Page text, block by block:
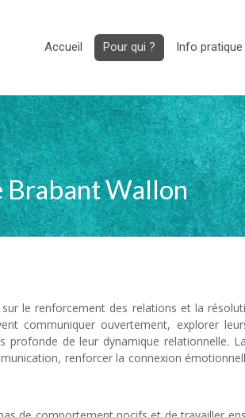
Accueil Pour qui ? Info pratique
Brabant Wallon
le renforcement des relations et la
communiquer ouvertement, explorer
profonde de leur dynamique relationnelle.
renforcer la connexion